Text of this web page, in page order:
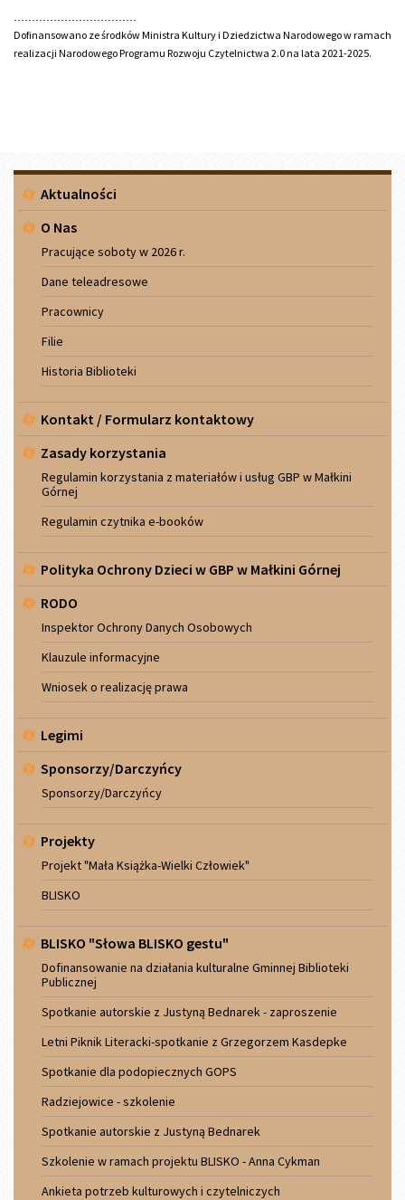
Dofinansowano ze środków Ministra Kultury i Dziedzictwa Narodowego w ramach
realizacji Narodowego Programu Rozwoju Czytelnictwa 2.0 na lata 2021-2025.
Menu
boczne
Aktualności
O Nas
Pracujące soboty w 2026 r.
Dane teleadresowe
Pracownicy
Filie
Historia Biblioteki
Kontakt / Formularz kontaktowy
Zasady korzystania
Regulamin korzystania z materiałów i usług GBP w Małkini
Górnej
Regulamin czytnika e-booków
Polityka Ochrony Dzieci w GBP w Małkini Górnej
RODO
Inspektor Ochrony Danych Osobowych
Klauzule informacyjne
Wniosek o realizację prawa
Legimi
Sponsorzy/Darczyńcy
Sponsorzy/Darczyńcy
Projekty
Projekt "Mała Książka-Wielki Człowiek"
BLISKO
BLISKO "Słowa BLISKO gestu"
Dofinansowanie na działania kulturalne Gminnej Biblioteki
Publicznej
Spotkanie autorskie z Justyną Bednarek - zaproszenie
Letni Piknik Literacki-spotkanie z Grzegorzem Kasdepke
Spotkanie dla podopiecznych GOPS
Radziejowice - szkolenie
Spotkanie autorskie z Justyną Bednarek
Szkolenie w ramach projektu BLISKO - Anna Cykman
Ankieta potrzeb kulturowych i czytelniczych